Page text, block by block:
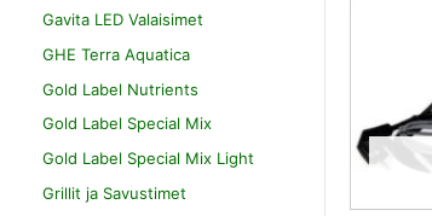
Gavita LED Valaisimet
GHE Terra Aquatica
Gold Label Nutrients
Gold Label Special Mix
Gold Label Special Mix Light
Grillit ja Savustimet